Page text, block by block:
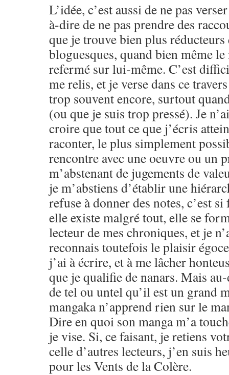
L’idée, c’est aussi de ne pas
à-dire de ne pas prendre des
que je trouve bien plus réducteurs
bloguesques, quand bien même
refermé sur lui-même. C’est
me relis, et je verse dans ce
trop souvent encore, surtout
(ou que je suis trop pressé). Je
croire que tout ce que j’écris
raconter, le plus simplement
rencontre avec une oeuvre ou un
m’abstenant de jugements de
je m’abstiens d’établir une
refuse à donner des notes, c’est
elle existe malgré tout, elle se
lecteur de mes chroniques, et je
reconnais toutefois le plaisir
j’ai à écrire, et à me lâcher
que je qualifie de nanars. Mais
de tel ou untel qu’il est un grand
mangaka n’apprend rien sur le
Dire en quoi son manga m’a
je vise. Si, ce faisant, je retiens
celle d’autres lecteurs, j’en suis
pour les Vents de la Colère.